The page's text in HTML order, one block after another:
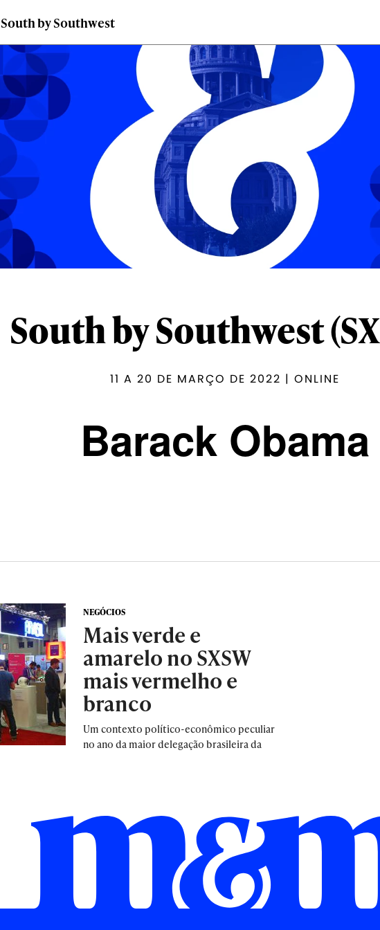
South by Southwest
South by Southwest
11 A 20 DE MARÇO DE 2022 | ONLINE
Barack Obama
NEGÓCIOS
Mais verde e
amarelo no SXSW
mais vermelho e
branco
Um contexto político-econômico peculiar
no ano da maior delegação brasileira da